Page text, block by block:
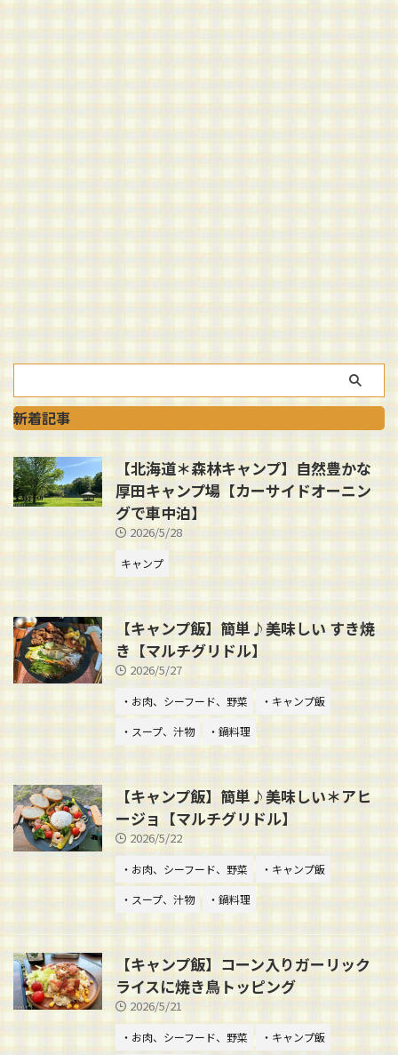
新着記事
【北海道＊森林キャンプ】自然豊かな
厚田キャンプ場【カーサイドオーニン
グで車中泊】
2026/5/28
キャンプ
【キャンプ飯】簡単♪美味しい すき焼
き【マルチグリドル】
2026/5/27
・お肉、シーフード、野菜
・キャンプ飯
・スープ、汁物
・鍋料理
【キャンプ飯】簡単♪美味しい＊アヒ
ージョ【マルチグリドル】
2026/5/22
・お肉、シーフード、野菜
・キャンプ飯
・スープ、汁物
・鍋料理
【キャンプ飯】コーン入りガーリック
ライスに焼き鳥トッピング
2026/5/21
・お肉、シーフード、野菜
・キャンプ飯